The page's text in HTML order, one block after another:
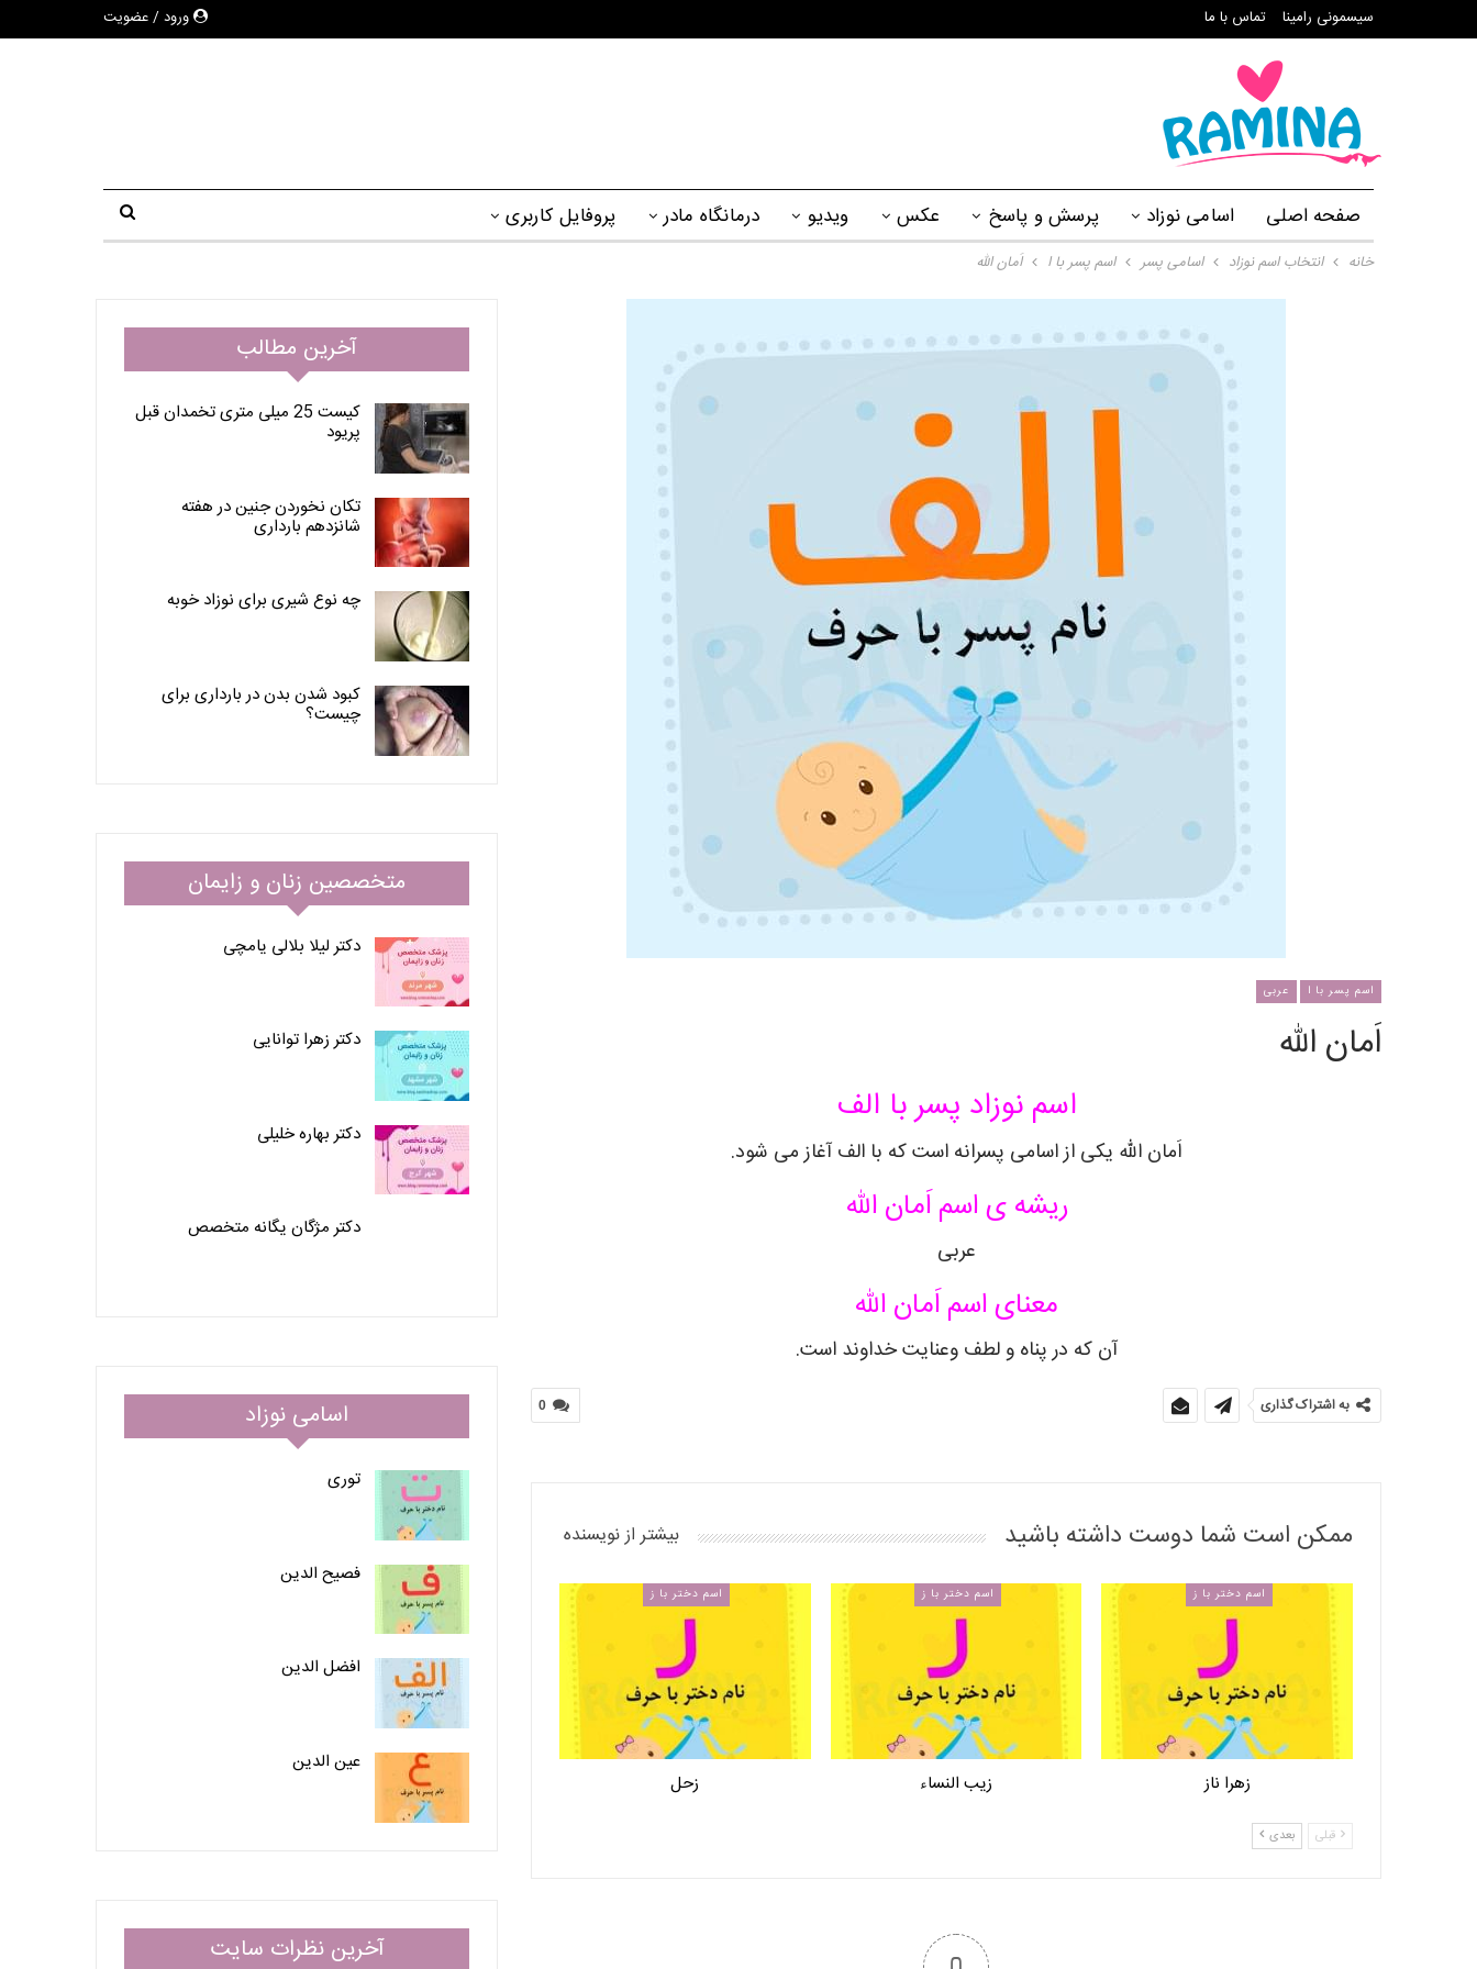
ورود / عضویت سیسمونی رامینا تماس با ما
صفحه اصلی اسامی نوزاد پرسش و پاسخ عکس ویدیو درمانگاه مادر پروفایل کاربری
خانه انتخاب اسم نوزاد اسامی پسر اسم پسر با ا اَمان الله
اسم پسر با ا عربی
اَمان الله
اسم نوزاد پسر با الف
اَمان الله یکی از اسامی پسرانه است که با الف آغاز می شود.
ریشه ی اسم اَمان الله
عربی
معنای اسم اَمان الله
آن که در پناه و لطف وعنایت خداوند است.
0 به اشتراک گذاری
ممکن است شما دوست داشته باشید بیشتر از نویسنده
اسم دختر با ز
زهرا ناز
اسم دختر با ز
زیب النساء
اسم دختر با ز
زحل
قبلی بعدی
آخرین مطالب
کیست 25 میلی متری تخمدان قبل
پریود
تکان نخوردن جنین در هفته
شانزدهم بارداری
چه نوع شیری برای نوزاد خوبه
کبود شدن بدن در بارداری برای
چیست؟
متخصصین زنان و زایمان
دکتر لیلا بلالی یامچی
دکتر زهرا توانایی
دکتر بهاره خلیلی
دکتر مژگان یگانه متخصص
اسامی نوزاد
توری
فصیح الدین
افضل الدین
عین الدین
آخرین نظرات سایت